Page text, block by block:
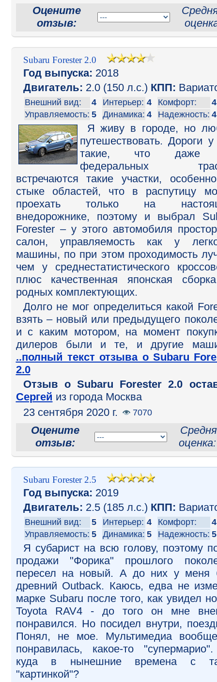
Оцените
отзыв:
Subaru Forester 2.0
Год выпуска: 2018
Двигатель: 2.0 (150 л.с.) КПП:
Внешний вид: 4 Интерьер: 4 Комфорт:
4
Управляемость: 5 Динамика: 4 Надежность: 4
Я живу в городе, но
путешествовать. Дороги
такие, что даже
федеральных
встречаются такие участки,
стыке областей, что в распутицу
проехать только на
внедорожнике, поэтому и выбрал
Forester – у этого автомобиля
салон, управляемость как у
машины, по при этом проходимость
чем у среднестатистического
плюс качественная японская
родных комплектующих.
Долго не мог определиться какой
взять – новый или предыдущего
и с каким мотором, на момент
дилеров были и те, и другие
..полный текст отзыва о Subaru
2.0
Отзыв o Subaru Forester 2.0
Сергей из города Москва
23 сентября 2020 г.
7070
Оцените
отзыв:
Subaru Forester 2.5
Год выпуска: 2019
Двигатель: 2.5 (185 л.с.) КПП:
Внешний вид: 5 Интерьер: 4 Комфорт:
4
Управляемость: 5 Динамика: 5 Надежность: 5
Я субарист на всю голову, поэтому
продажи "Форика" прошлого
пересел на новый. А до них у меня
древний Outback. Каюсь, едва не
марке Subaru после того, как увидел
Toyota RAV4 - до того он мне
понравился. Но посидел внутри,
Понял, не мое. Мультимедиа
понравилась, какое-то
куда в нынешние времена с
"картинкой"?